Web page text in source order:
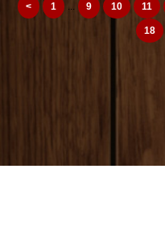
< 1 ... 9 10 11
18